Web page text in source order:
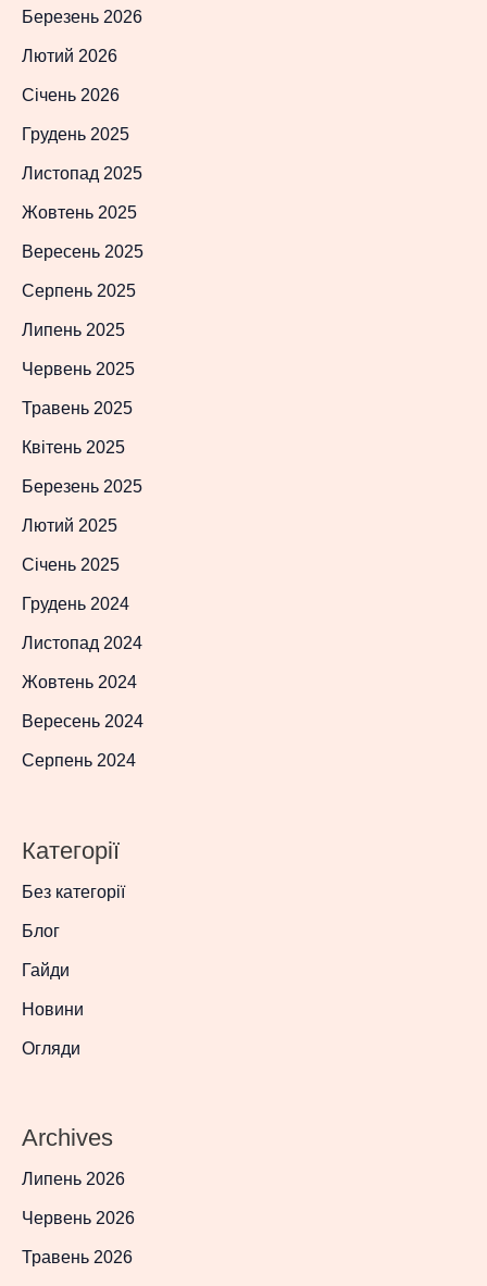
Березень 2026
Лютий 2026
Січень 2026
Грудень 2025
Листопад 2025
Жовтень 2025
Вересень 2025
Серпень 2025
Липень 2025
Червень 2025
Травень 2025
Квітень 2025
Березень 2025
Лютий 2025
Січень 2025
Грудень 2024
Листопад 2024
Жовтень 2024
Вересень 2024
Серпень 2024
Категорії
Без категорії
Блог
Гайди
Новини
Огляди
Archives
Липень 2026
Червень 2026
Травень 2026